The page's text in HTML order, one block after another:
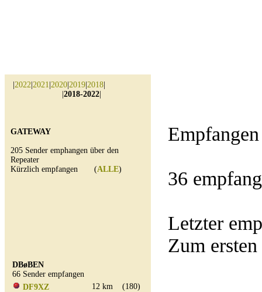
2022 2021 2020 2019 2018
2018-2022
GATEWAY
205 Sender emphangen über den
Repeater
Kürzlich empfangen (ALLE)
DBøBEN
66 Sender empfangen
DF9XZ
12 km
(180)
36
Letzter
Zum